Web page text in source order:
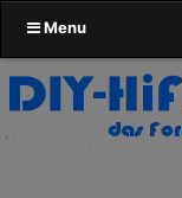
Menu